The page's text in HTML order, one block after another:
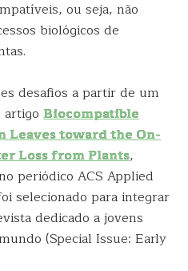
ou seja, não
biológicos de
desafios a partir de um
Biocompatible
Leaves toward the On-
Loss from Plants,
periódico ACS Applied
selecionado para integrar
dedicado a jovens
(Special Issue: Early